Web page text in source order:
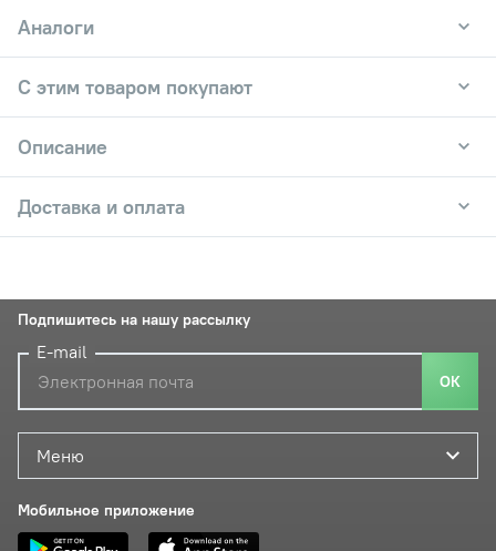
Аналоги
С этим товаром покупают
Описание
Доставка и оплата
Меню
Мобильное приложение
Подпишитесь на нашу рассылку
E-mail
ОК